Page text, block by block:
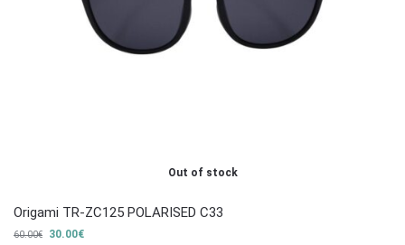
Out of stock
Origami TR-ZC125 POLARISED C33
60.00€ 30.00€